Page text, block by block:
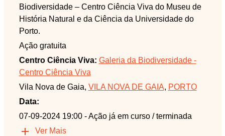
Biodiversidade – Centro Ciência Viva do Museu de
História Natural e da Ciência da Universidade do
Porto.
Ação gratuita
Centro Ciência Viva: Galeria da Biodiversidade -
Centro Ciência Viva
Vila Nova de Gaia, VILA NOVA DE GAIA, PORTO
Data:
07-09-2024 19:00 - Ação já em curso / terminada
Ver Mais